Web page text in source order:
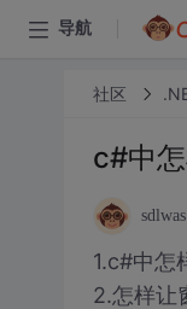
导航
社区
c#中
sdlwas
1.c#中怎
2.怎样让